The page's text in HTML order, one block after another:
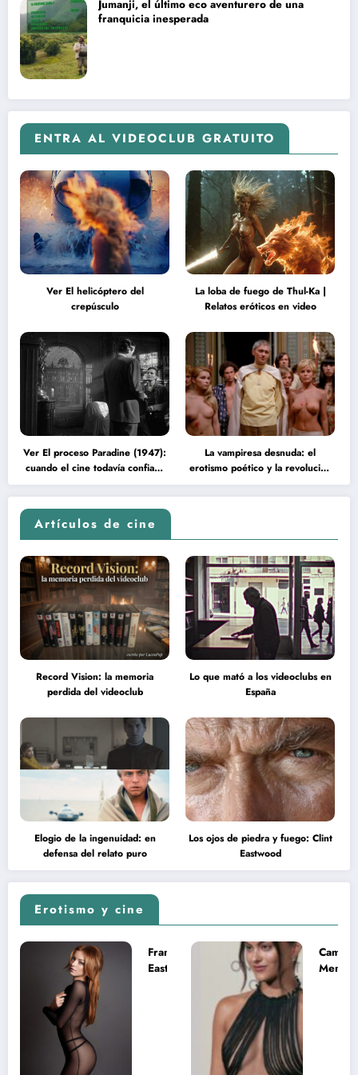
Jumanji, el último eco aventurero de una
franquicia inesperada
ENTRA AL VIDEOCLUB GRATUITO
Ver El helicóptero del
crepúsculo
La loba de fuego de Thul-Ka |
Relatos eróticos en video
Ver El proceso Paradine (1947):
cuando el cine todavía confiaba
en la inteligencia del espectador
La vampiresa desnuda: el
erotismo poético y la revolución
psicodélica de Jean Rollin
Artículos de cine
Record Vision: la memoria
perdida del videoclub
Lo que mató a los videoclubs en
España
Elogio de la ingenuidad: en
defensa del relato puro
Los ojos de piedra y fuego: Clint
Eastwood
Erotismo y cine
Francesca
Eastwood y
Camila
Mendes